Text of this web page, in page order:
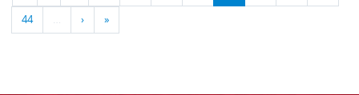
44 … › »